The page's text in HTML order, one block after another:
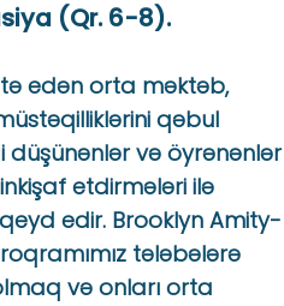
(Qr. 6-8).
edən orta məktəb,
qəbul
düşünənlər və öyrənənlər
etdirmələri ilə
edir. Brooklyn Amity-
tələbələrə
və onları orta